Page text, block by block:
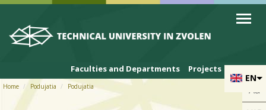
Skip to cookies
Skip to navigation
Skip to main content
EN
Faculties and Departments Projects
Aa
Home Podujatia Podujatia